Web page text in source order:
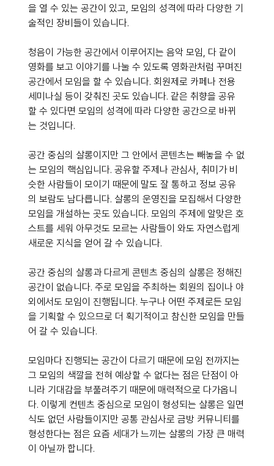
을 열 수 있는 공간이 있고, 모임의 성격에 따라 다양한 기
술적인 장비들이 있습니다.
청음이 가능한 공간에서 이루어지는 음악 모임, 다 같이
영화를 보고 이야기를 나눌 수 있도록 영화관처럼 꾸며진
공간에서 모임을 할 수 있습니다. 회원제로 카페나 전용
세미나실 등이 갖춰진 곳도 있습니다. 같은 취향을 공유
할 수 있다면 모임의 성격에 따라 다양한 공간으로 바뀌
는 것입니다.
공간 중심의 살롱이지만 그 안에서 콘텐츠는 빼놓을 수 없
는 모임의 핵심입니다. 공유할 주제나 관심사, 취미가 비
슷한 사람들이 모이기 때문에 말도 잘 통하고 정보 공유
의 보람도 남다릅니다. 살롱의 운영진을 모집해서 다양한
모임을 개설하는 곳도 있습니다. 모임의 주제에 알맞은 호
스트를 세워 아무것도 모르는 사람들이 와도 자연스럽게
새로운 지식을 얻어 갈 수 있습니다.
공간 중심의 살롱과 다르게 콘텐츠 중심의 살롱은 정해진
공간이 없습니다. 주로 모임을 주최하는 회원의 집이나 야
외에서도 모임이 진행됩니다. 누구나 어떤 주제로든 모임
을 기획할 수 있으므로 더 획기적이고 참신한 모임을 만들
어 갈 수 있습니다.
모임마다 진행되는 공간이 다르기 때문에 모임 전까지는
그 모임의 색깔을 전혀 예상할 수 없다는 점은 단점이 아
니라 기대감을 부풀려주기 때문에 매력적으로 다가옵니
다. 이렇게 컨텐츠 중심으로 모임이 형성되는 살롱은 일면
식도 없던 사람들이지만 공통 관심사로 금방 커뮤니티를
형성한다는 점은 요즘 세대가 느끼는 살롱의 가장 큰 매력
이 아닐까 합니다.